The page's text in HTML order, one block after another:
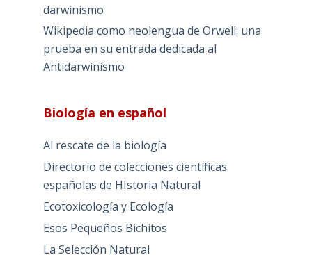
darwinismo
Wikipedia como neolengua de Orwell: una
prueba en su entrada dedicada al
Antidarwinismo
Biología en español
Al rescate de la biología
Directorio de colecciones científicas
españolas de HIstoria Natural
Ecotoxicología y Ecología
Esos Pequeños Bichitos
La Selección Natural